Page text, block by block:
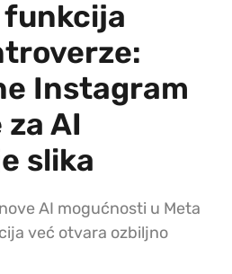
funkcija
Instagram
AI
slika
AI mogućnosti u Meta
već otvara ozbiljno